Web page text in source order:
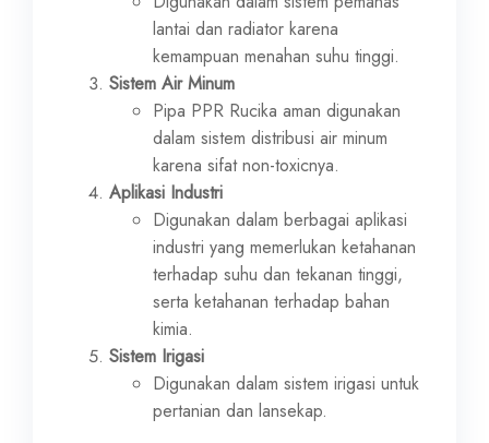
lantai dan radiator karena
kemampuan menahan suhu tinggi.
Sistem Air Minum
Pipa PPR Rucika aman digunakan
dalam sistem distribusi air minum
karena sifat non-toxicnya.
Aplikasi Industri
Digunakan dalam berbagai aplikasi
industri yang memerlukan ketahanan
terhadap suhu dan tekanan tinggi,
serta ketahanan terhadap bahan
kimia.
Sistem Irigasi
Digunakan dalam sistem irigasi untuk
pertanian dan lansekap.